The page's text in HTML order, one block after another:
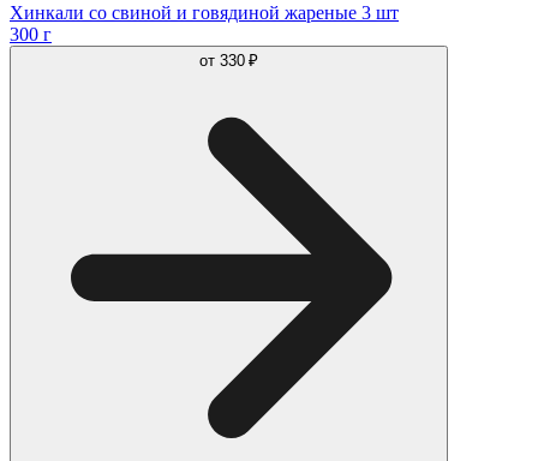
Хинкали со свиной и говядиной жареные 3 шт
300 г
от 330 ₽